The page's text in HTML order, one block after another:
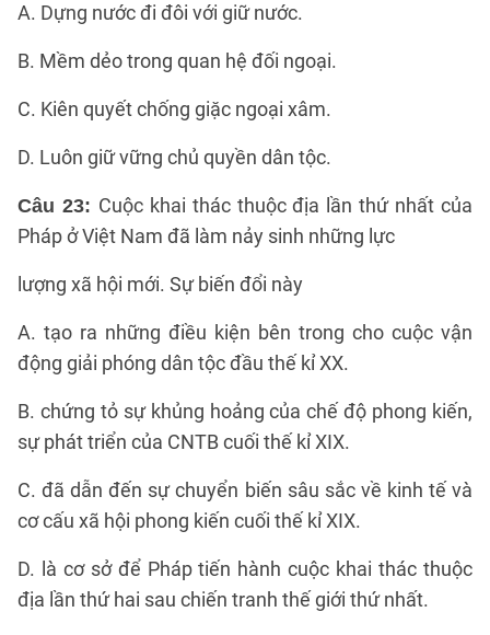
A. Dựng nước đi đôi với giữ nước.
B. Mềm dẻo trong quan hệ đối ngoại.
C. Kiên quyết chống giặc ngoại xâm.
D. Luôn giữ vững chủ quyền dân tộc.
Câu 23: Cuộc khai thác thuộc địa lần thứ nhất của
Pháp ở Việt Nam đã làm nảy sinh những lực
lượng xã hội mới. Sự biến đổi này
A. tạo ra những điều kiện bên trong cho cuộc vận
động giải phóng dân tộc đầu thế kỉ XX.
B. chứng tỏ sự khủng hoảng của chế độ phong kiến,
sự phát triển của CNTB cuối thế kỉ XIX.
C. đã dẫn đến sự chuyển biến sâu sắc về kinh tế và
cơ cấu xã hội phong kiến cuối thế kỉ XIX.
D. là cơ sở để Pháp tiến hành cuộc khai thác thuộc
địa lần thứ hai sau chiến tranh thế giới thứ nhất.